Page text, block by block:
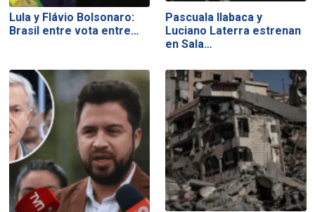
Lula y Flávio Bolsonaro:
Brasil entre vota entre…
Pascuala Ilabaca y
Luciano Laterra estrenan
en Sala…